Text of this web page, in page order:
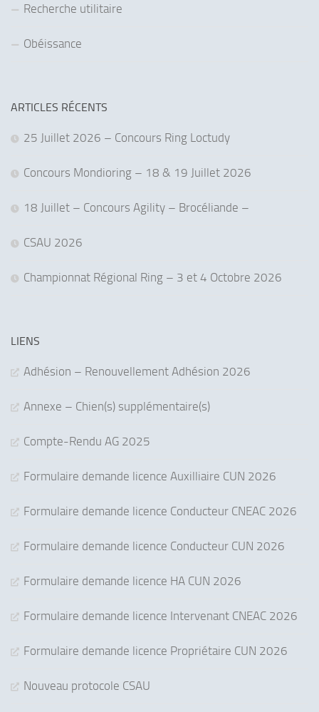
Recherche utilitaire
Obéissance
ARTICLES RÉCENTS
25 Juillet 2026 – Concours Ring Loctudy
Concours Mondioring – 18 & 19 Juillet 2026
18 Juillet – Concours Agility – Brocéliande –
CSAU 2026
Championnat Régional Ring – 3 et 4 Octobre 2026
LIENS
Adhésion – Renouvellement Adhésion 2026
Annexe – Chien(s) supplémentaire(s)
Compte-Rendu AG 2025
Formulaire demande licence Auxilliaire CUN 2026
Formulaire demande licence Conducteur CNEAC 2026
Formulaire demande licence Conducteur CUN 2026
Formulaire demande licence HA CUN 2026
Formulaire demande licence Intervenant CNEAC 2026
Formulaire demande licence Propriétaire CUN 2026
Nouveau protocole CSAU